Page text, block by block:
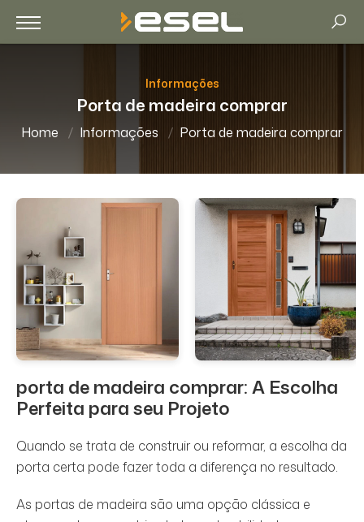
Informações
Porta de madeira comprar
Home Informações Porta de madeira comprar
porta de madeira comprar: A Escolha
Perfeita para seu Projeto
Quando se trata de construir ou reformar, a escolha da
porta certa pode fazer toda a diferença no resultado.
As portas de madeira são uma opção clássica e